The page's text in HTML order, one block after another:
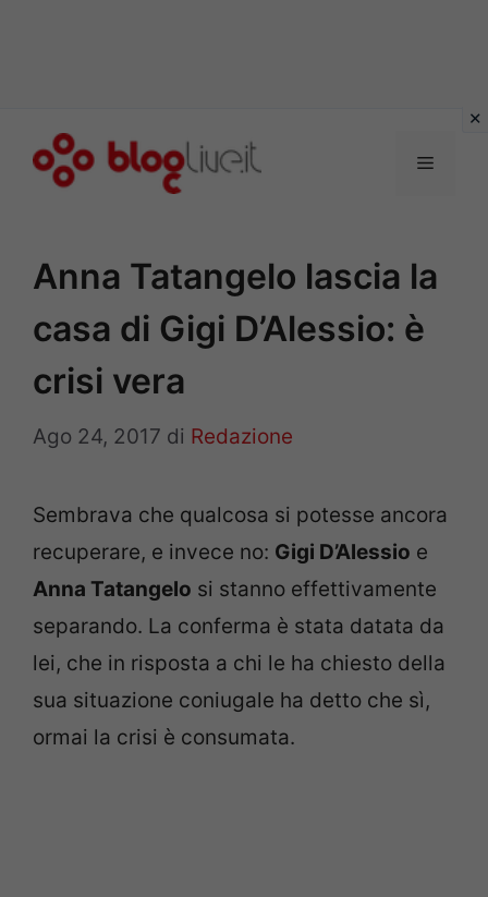
Menu
Anna Tatangelo lascia la
casa di Gigi D’Alessio: è
crisi vera
Ago 24, 2017 di Redazione
Sembrava che qualcosa si potesse ancora
recuperare, e invece no: Gigi D’Alessio e
Anna Tatangelo si stanno effettivamente
separando. La conferma è stata datata da
lei, che in risposta a chi le ha chiesto della
sua situazione coniugale ha detto che sì,
ormai la crisi è consumata.